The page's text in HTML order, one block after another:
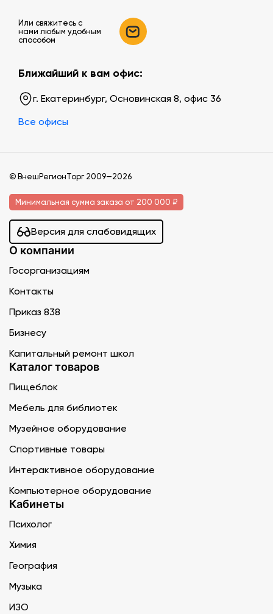
Или свяжитесь c
нами любым удобным
способом
Ближайший к вам офис:
г. Екатеринбург, Основинская 8, офис 36
Все офисы
© ВнешРегионТорг 2009—2026
Минимальная сумма заказа от 200 000 ₽
Версия для слабовидящих
О компании
Госорганизациям
Контакты
Приказ 838
Бизнесу
Капитальный ремонт школ
Каталог товаров
Пищеблок
Мебель для библиотек
Музейное оборудование
Спортивные товары
Интерактивное оборудование
Компьютерное оборудование
Кабинеты
Психолог
Химия
География
Музыка
ИЗО